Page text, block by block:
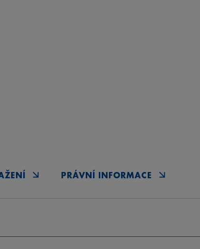
PRÁVNÍ INFORMACE